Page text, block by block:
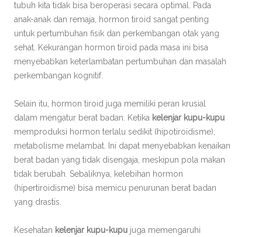
tubuh kita tidak bisa beroperasi secara optimal. Pada
anak-anak dan remaja, hormon tiroid sangat penting
untuk pertumbuhan fisik dan perkembangan otak yang
sehat. Kekurangan hormon tiroid pada masa ini bisa
menyebabkan keterlambatan pertumbuhan dan masalah
perkembangan kognitif.
Selain itu, hormon tiroid juga memiliki peran krusial
dalam mengatur berat badan. Ketika kelenjar kupu-kupu
memproduksi hormon terlalu sedikit (hipotiroidisme),
metabolisme melambat. Ini dapat menyebabkan kenaikan
berat badan yang tidak disengaja, meskipun pola makan
tidak berubah. Sebaliknya, kelebihan hormon
(hipertiroidisme) bisa memicu penurunan berat badan
yang drastis.
Kesehatan kelenjar kupu-kupu juga memengaruhi